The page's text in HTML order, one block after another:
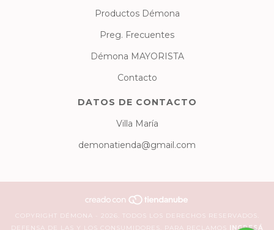
Productos Démona
Preg. Frecuentes
Démona MAYORISTA
Contacto
DATOS DE CONTACTO
Villa María
demonatienda@gmail.com
COPYRIGHT DÉMONA - 2026. TODOS LOS DERECHOS RESERVADOS.
DEFENSA DE LAS Y LOS CONSUMIDORES. PARA RECLAMOS
INGRESÁ